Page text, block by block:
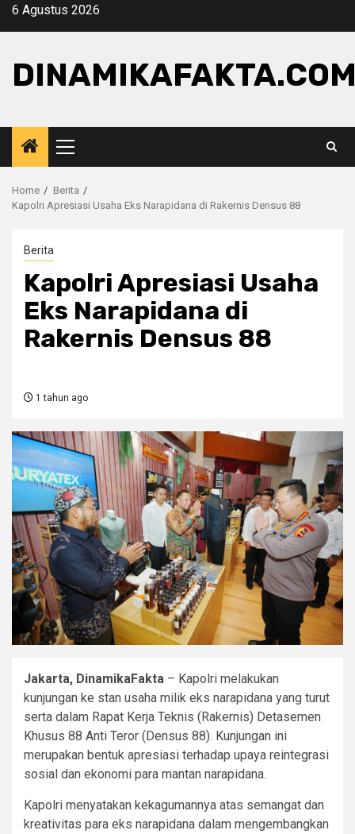
Skip6 Agustus 2026
Primary
Menu
Home
Berita
Kapolri Apresiasi Usaha Eks Narapidana di Rakernis Densus 88
Berita
Kapolri Apresiasi Usaha
Eks Narapidana di
Rakernis Densus 88
1 tahun ago
Jakarta, DinamikaFakta – Kapolri melakukan
kunjungan ke stan usaha milik eks narapidana yang turut
serta dalam Rapat Kerja Teknis (Rakernis) Detasemen
Khusus 88 Anti Teror (Densus 88). Kunjungan ini
merupakan bentuk apresiasi terhadap upaya reintegrasi
sosial dan ekonomi para mantan narapidana.
Kapolri menyatakan kekagumannya atas semangat dan
kreativitas para eks narapidana dalam mengembangkan